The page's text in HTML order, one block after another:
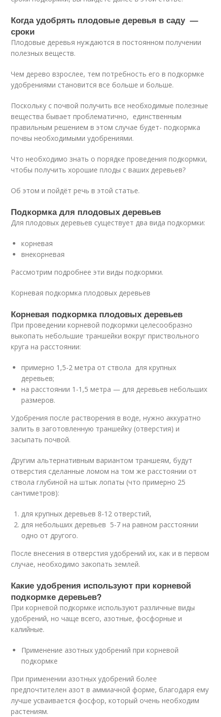
Когда удобрять плодовые деревья в саду —
сроки
Плодовые деревья нуждаются в постоянном получении
полезных веществ.
Чем дерево взрослее, тем потребность его в подкормке
удобрениями становится все больше и больше.
Поскольку с почвой получить все необходимые полезные
вещества бывает проблематично, единственным
правильным решением в этом случае будет- подкормка
почвы необходимыми удобрениями.
Что необходимо знать о порядке проведения подкормки,
чтобы получить хорошие плоды с ваших деревьев?
Об этом и пойдёт речь в этой статье.
Подкормка для плодовых деревьев
Для плодовых деревьев существует два вида подкормки:
корневая
внекорневая
Рассмотрим подробнее эти виды подкормки.
Корневая подкормка плодовых деревьев
Корневая подкормка плодовых деревьев
При проведении корневой подкормки целесообразно
выкопать небольшие траншейки вокруг приствольного
круга на расстоянии:
примерно 1,5-2 метра от ствола для крупных
деревьев;
на расстоянии 1-1,5 метра — для деревьев небольших
размеров.
Удобрения после растворения в воде, нужно аккуратно
залить в заготовленную траншейку (отверстия) и
засыпать почвой.
Другим альтернативным вариантом траншеям, будут
отверстия сделанные ломом на том же расстоянии от
ствола глубиной на штык лопаты (что примерно 25
сантиметров):
для крупных деревьев 8-12 отверстий,
для небольших деревьев 5-7 на равном расстоянии
одно от другого.
После внесения в отверстия удобрений их, как и в первом
случае, необходимо закопать землей.
Какие удобрения используют при корневой
подкормке деревьев?
При корневой подкормке используют различные виды
удобрений, но чаще всего, азотные, фосфорные и
калийные.
Применение азотных удобрений при корневой
подкормке
При применении азотных удобрений более
предпочтителен азот в аммиачной форме, благодаря ему
лучше усваивается фосфор, который очень необходим
растениям.